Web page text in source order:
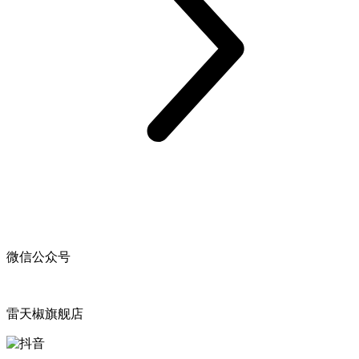
微信公众号
雷天椒旗舰店